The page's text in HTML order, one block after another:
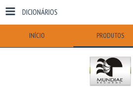
DICIONÁRIOS
INÍCIO PRODUTOS